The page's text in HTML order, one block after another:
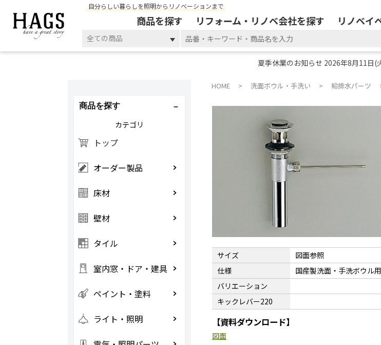
自分らしい暮らしを照明からリノベーションまで
商品を探す リフォーム・リノベ会社を探す リノベイ
全ての商品
夏季休業のお知らせ 2026年8月11日(
HOME 洗面ボウル・手洗い 給排水パーツ
サイズ
図面参照
仕様
国産製洗面・手洗ボウル用
バリエーション
キックレバー220
【資料ダウンロード】
図面
商品を探す
カテゴリ
トップ
オーダー製品
床材
壁材
タイル
室内窓・ドア・建具
ペイント・塗料
ライト・照明